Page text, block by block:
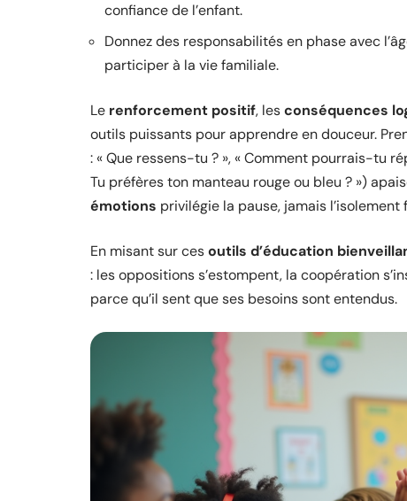
confiance de l’enfant.
Donnez des responsabilités en phase avec
participer à la vie familiale.
Le renforcement positif, lesconséquences
outils puissants pour apprendre en douceur.
: « Que ressens-tu ? », « Comment pourrais-tu
Tu préfères ton manteau rouge ou bleu ? »)
émotions privilégie la pause, jamais l’isolement
En misant sur cesoutils d’éducation
: les oppositions s’estompent, la coopération
parce qu’il sent que ses besoins sont entendus.